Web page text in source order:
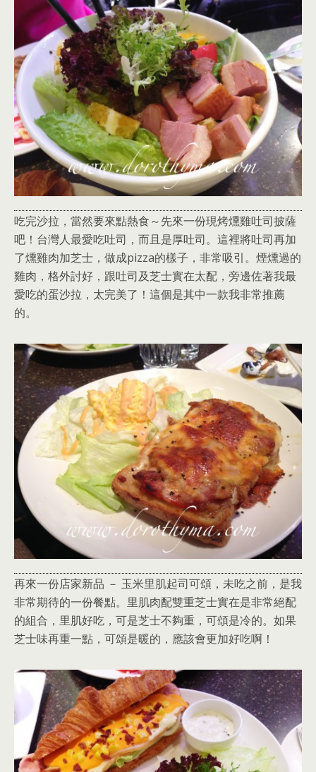
吃完沙拉，當然要來點熱食～先來一份現烤燻雞吐司披薩
吧！台灣人最愛吃吐司，而且是厚吐司。這裡將吐司再加
了燻雞肉加芝士，做成pizza的樣子，非常吸引。煙燻過的
雞肉，格外討好，跟吐司及芝士實在太配，旁邊佐著我最
愛吃的蛋沙拉，太完美了！這個是其中一款我非常推薦
的。
再來一份店家新品 － 玉米里肌起司可頌，未吃之前，是我
非常期待的一份餐點。里肌肉配雙重芝士實在是非常絕配
的組合，里肌好吃，可是芝士不夠重，可頌是冷的。如果
芝士味再重一點，可頌是暖的，應該會更加好吃啊！